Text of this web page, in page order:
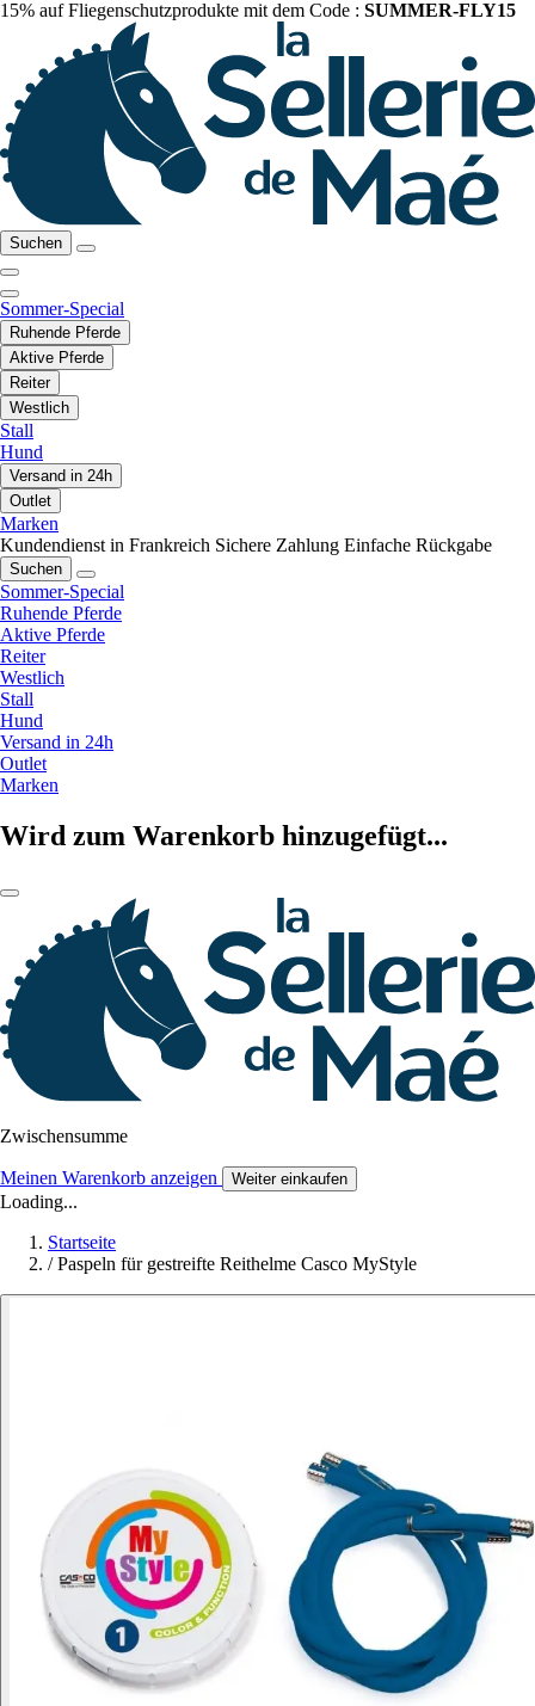
15% auf Fliegenschutzprodukte mit dem Code : SUMMER-FLY15
Suchen
Sommer-Special
Ruhende Pferde
Aktive Pferde
Reiter
Westlich
Stall
Hund
Versand in 24h
Outlet
Marken
Kundendienst in Frankreich Sichere Zahlung Einfache Rückgabe
Suchen
Sommer-Special
Ruhende Pferde
Aktive Pferde
Reiter
Westlich
Stall
Hund
Versand in 24h
Outlet
Marken
Wird zum Warenkorb hinzugefügt...
Zwischensumme
Meinen Warenkorb anzeigen Weiter einkaufen
Loading...
Startseite
/ Paspeln für gestreifte Reithelme Casco MyStyle